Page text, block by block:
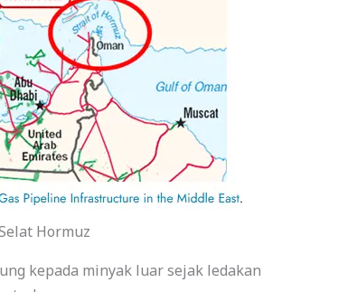
Hormuz
kepada minyak luar sejak ledakan